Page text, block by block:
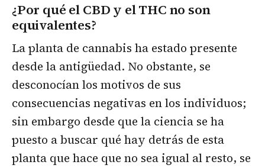
¿Por qué el CBD y el THC no son
equivalentes?
La planta de cannabis ha estado presente
desde la antigüedad. No obstante, se
desconocían los motivos de sus
consecuencias negativas en los individuos;
sin embargo desde que la ciencia se ha
puesto a buscar qué hay detrás de esta
planta que hace que no sea igual al resto, se